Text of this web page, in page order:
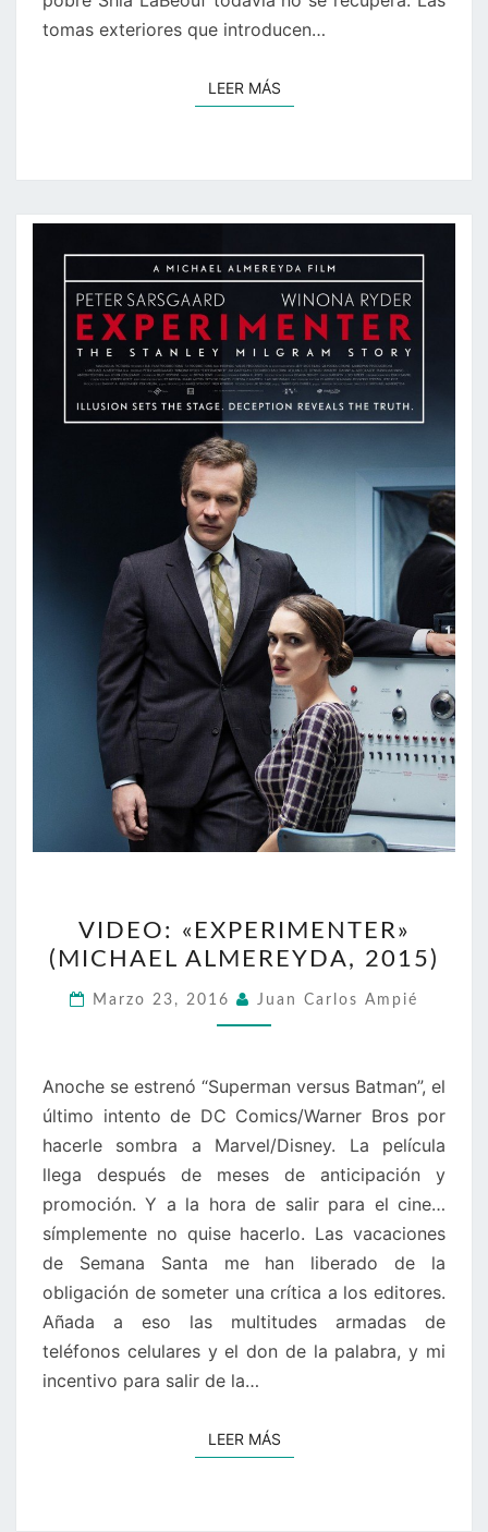
tomas exteriores que introducen…
LEER MÁSLEER MÁS
«EXPERIMENTER»
(MICHAEL
ALMEREYDA,
2015)
VIDEO: «EXPERIMENTER»
(MICHAEL ALMEREYDA, 2015)
Marzo 23, 2016 Juan Carlos Ampié
Anoche se estrenó “Superman versus Batman”, el
último intento de DC Comics/Warner Bros por
hacerle sombra a Marvel/Disney. La película
llega después de meses de anticipación y
promoción. Y a la hora de salir para el cine…
símplemente no quise hacerlo. Las vacaciones
de Semana Santa me han liberado de la
obligación de someter una crítica a los editores.
Añada a eso las multitudes armadas de
teléfonos celulares y el don de la palabra, y mi
incentivo para salir de la…
LEER MÁSLEER MÁS